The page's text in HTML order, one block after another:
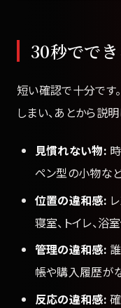
30秒でで
短い確認で十分です
しまい、あとから説明
見慣れない物:
ペン型の小物な
位置の違和感:
寝室、トイレ、浴
管理の違和感:
帳や購入履歴が
反応の違和感: